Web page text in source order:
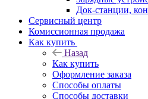
Док-станции,
Сервисный центр
Комиссионная продажа
Как купить
Назад
Как купить
Оформление заказа
Способы оплаты
Способы доставки